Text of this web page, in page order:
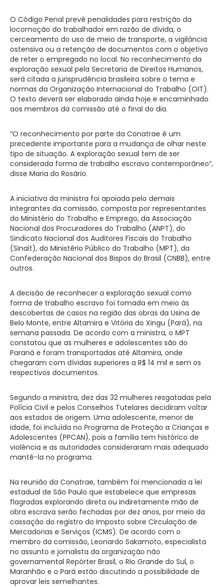
O Código Penal prevê penalidades para restrição da
locomoção do trabalhador em razão de dívida, o
cerceamento do uso de meio de transporte, a vigilância
ostensiva ou a retenção de documentos com o objetivo
de reter o empregado no local. No reconhecimento da
exploração sexual pela Secretaria de Direitos Humanos,
será citada a jurisprudência brasileira sobre o tema e
normas da Organização Internacional do Trabalho (OIT).
O texto deverá ser elaborado ainda hoje e encaminhado
aos membros da comissão até o final do dia.
“O reconhecimento por parte da Conatrae é um
precedente importante para a mudança de olhar neste
tipo de situação. A exploração sexual tem de ser
considerada forma de trabalho escravo contemporâneo”,
disse Maria do Rosário.
A iniciativa da ministra foi apoiada pelo demais
integrantes da comissão, composta por representantes
do Ministério do Trabalho e Emprego, da Associação
Nacional dos Procuradores do Trabalho (ANPT), do
Sindicato Nacional dos Auditores Fiscais do Trabalho
(Sinait), do Ministério Público do Trabalho (MPT), da
Confederação Nacional dos Bispos do Brasil (CNBB), entre
outros.
A decisão de reconhecer a exploração sexual como
forma de trabalho escravo foi tomada em meio às
descobertas de casos na região das obras da Usina de
Belo Monte, entre Altamira e Vitória do Xingu (Pará), na
semana passada. De acordo com a ministra, o MPT
constatou que as mulheres e adolescentes são do
Paraná e foram transportadas até Altamira, onde
chegaram com dívidas superiores a R$ 14 mil e sem os
respectivos documentos.
Segundo a ministra, dez das 32 mulheres resgatadas pela
Polícia Civil e pelos Conselhos Tutelares decidiram voltar
aos estados de origem. Uma adolescente, menor de
idade, foi incluída no Programa de Proteção a Crianças e
Adolescentes (PPCAN), pois a família tem histórico de
violência e as autoridades consideraram mais adequado
mantê-la no programa.
Na reunião da Conatrae, também foi mencionada a lei
estadual de São Paulo que estabelece que empresas
flagradas explorando direta ou indiretamente mão de
obra escrava serão fechadas por dez anos, por meio da
cassação do registro do Imposto sobre Circulação de
Mercadorias e Serviços (ICMS). De acordo com o
membro da comissão, Leonardo Sakamoto, especialista
no assunto e jornalista da organização não
governamental Repórter Brasil, o Rio Grande do Sul, o
Maranhão e o Pará estão discutindo a possibilidade de
aprovar leis semelhantes.